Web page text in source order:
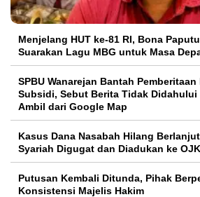
Menjelang HUT ke-81 RI, Bona
Suarakan Lagu MBG untuk Masa
SPBU Wanarejan Bantah
Subsidi, Sebut Berita Tidak
Ambil dari Google Map
Kasus Dana Nasabah Hilang
Syariah Digugat dan Diadukan ke OJK
Putusan Kembali Ditunda, Pihak
Konsistensi Majelis Hakim